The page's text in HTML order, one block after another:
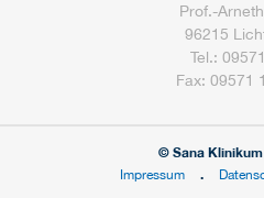
Prof.-
96215
Tel.:
Fax: 09571
© Sana
Impressum